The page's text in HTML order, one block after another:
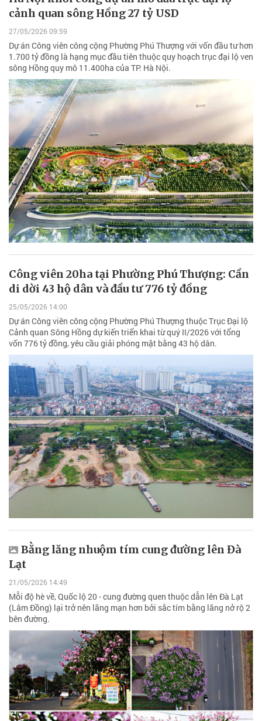
cảnh quan sông Hồng 27 tỷ USD
27/05/2026 09:59
Dự án Công viên công cộng Phường Phú Thượng với vốn đầu tư hơn
1.700 tỷ đồng là hạng mục đầu tiên thuộc quy hoạch trục đại lộ ven
sông Hồng quy mô 11.400ha của TP. Hà Nội.
Công viên 20ha tại Phường Phú Thượng: Cần
di dời 43 hộ dân và đầu tư 776 tỷ đồng
25/05/2026 14:00
Dự án Công viên công cộng Phường Phú Thượng thuộc Trục Đại lộ
Cảnh quan Sông Hồng dự kiến triển khai từ quý II/2026 với tổng
vốn 776 tỷ đồng, yêu cầu giải phóng mặt bằng 43 hộ dân.
Bằng lăng nhuộm tím cung đường lên Đà
Lạt
21/05/2026 14:49
Mỗi độ hè về, Quốc lộ 20 - cung đường quen thuộc dẫn lên Đà Lạt
(Lâm Đồng) lại trở nên lãng mạn hơn bởi sắc tím bằng lăng nở rộ 2
bên đường.